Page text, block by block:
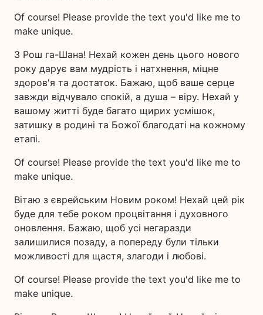
Of course! Please provide the text you'd like me to
make unique.
З Рош га-Шана! Нехай кожен день цього нового
року дарує вам мудрість і натхнення, міцне
здоров'я та достаток. Бажаю, щоб ваше серце
завжди відчувало спокій, а душа – віру. Нехай у
вашому житті буде багато щирих усмішок,
затишку в родині та Божої благодаті на кожному
етапі.
Of course! Please provide the text you'd like me to
make unique.
Вітаю з єврейським Новим роком! Нехай цей рік
буде для тебе роком процвітання і духовного
оновлення. Бажаю, щоб усі негаразди
залишилися позаду, а попереду були тільки
можливості для щастя, злагоди і любові.
Of course! Please provide the text you'd like me to
make unique.